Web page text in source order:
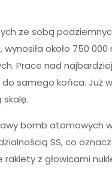
ze sobą
około 750
Prace nad
samego końca. Już
bomb atomowych
SS, co
z głowicami